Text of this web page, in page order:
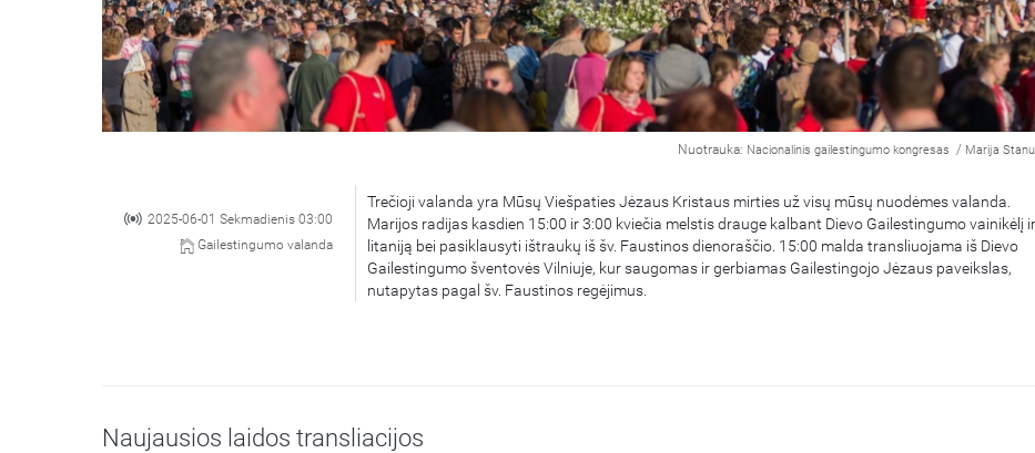
Nuotrauka: Nacionalinis gailestingumo kongresas / Marija
2025-06-01 Sekmadienis 03:00
Gailestingumo valanda
Trečioji valanda yra Mūsų Viešpaties Jėzaus Kristaus mirties už visų mūsų nuodėmes valanda.
Marijos radijas kasdien 15:00 ir 3:00 kviečia melstis drauge kalbant Dievo Gailestingumo vainikėlį ir
litaniją bei pasiklausyti ištraukų iš šv. Faustinos dienoraščio. 15:00 malda transliuojama iš Dievo
Gailestingumo šventovės Vilniuje, kur saugomas ir gerbiamas Gailestingojo Jėzaus paveikslas,
nutapytas pagal šv. Faustinos regėjimus.
Naujausios laidos transliacijos